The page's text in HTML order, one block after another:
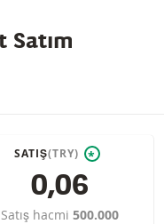
Satım
SATIŞ(TRY) *
0,06
Satış hacmi 500.000